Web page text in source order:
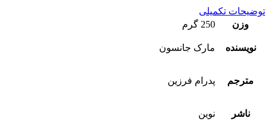
توضیحات تکمیلی
وزن
250 گرم
نویسنده مارک جانسون
مترجم پدرام فرزین
ناشر نوین